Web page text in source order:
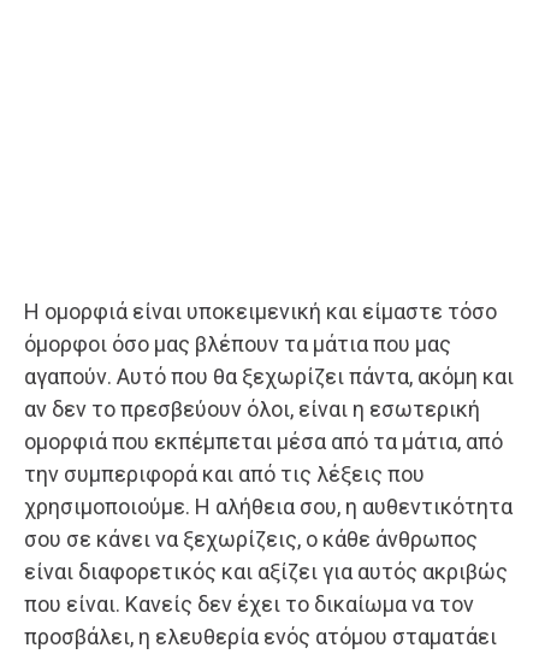
Η ομορφιά είναι υποκειμενική και είμαστε τόσο
όμορφοι όσο μας βλέπουν τα μάτια που μας
αγαπούν. Αυτό που θα ξεχωρίζει πάντα, ακόμη και
αν δεν το πρεσβεύουν όλοι, είναι η εσωτερική
ομορφιά που εκπέμπεται μέσα από τα μάτια, από
την συμπεριφορά και από τις λέξεις που
χρησιμοποιούμε. Η αλήθεια σου, η αυθεντικότητα
σου σε κάνει να ξεχωρίζεις, ο κάθε άνθρωπος
είναι διαφορετικός και αξίζει για αυτός ακριβώς
που είναι. Κανείς δεν έχει το δικαίωμα να τον
προσβάλει, η ελευθερία ενός ατόμου σταματάει